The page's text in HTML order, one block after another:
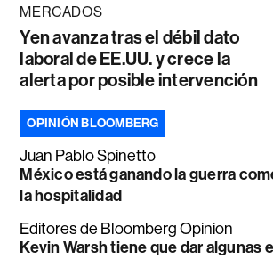
MERCADOS
Yen avanza tras el débil dato
laboral de EE.UU. y crece la
alerta por posible intervención
OPINIÓN BLOOMBERG
Juan Pablo Spinetto
México está ganando la guerra
la hospitalidad
Editores de Bloomberg Opinion
Kevin Warsh tiene que dar algunas